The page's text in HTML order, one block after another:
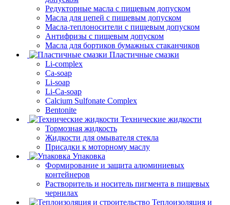
Редукторные масла с пищевым допуском
Масла для цепей с пищевым допуском
Масла-теплоносители с пищевым допуском
Антифризы с пищевым допуском
Масла для бортиков бумажных стаканчиков
Пластичные смазки
Li-complex
Ca-soap
Li-soap
Li-Ca-soap
Calcium Sulfonate Complex
Bentonite
Технические жидкости
Тормозная жидкость
Жидкости для омывателя стекла
Присадки к моторному маслу
Упаковка
Формирование и защита алюминиевых
контейнеров
Растворитель и носитель пигмента в пищевых
чернилах
Теплоизоляция и